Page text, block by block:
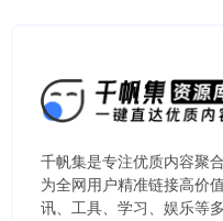
千帆集是专注优质内容聚
为全网用户精准链接高价
讯、工具、学习、娱乐等